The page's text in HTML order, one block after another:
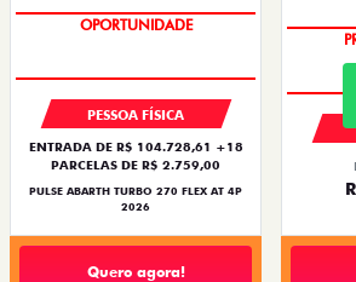
TAXA ZERO
PESSOA FÍSICA
ENTRADA DE R$ 104.728,61 +18
PARCELAS DE R$ 2.759,00
PULSE ABARTH TURBO 270 FLEX AT 4P
2026
Quero agora!